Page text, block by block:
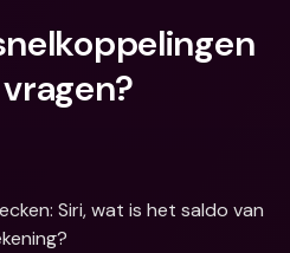
Siri, wat is het saldo van